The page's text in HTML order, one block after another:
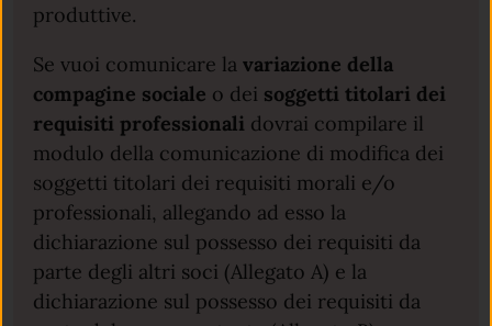
produttive.
Se vuoi comunicare lavariazione della
compagine sociale o dei soggetti titolari dei
requisiti professionali dovrai compilare il
modulo della comunicazione di modifica dei
soggetti titolari dei requisiti morali e/o
professionali, allegando ad esso la
dichiarazione sul possesso dei requisiti da
parte degli altri soci (Allegato A) e la
dichiarazione sul possesso dei requisiti da